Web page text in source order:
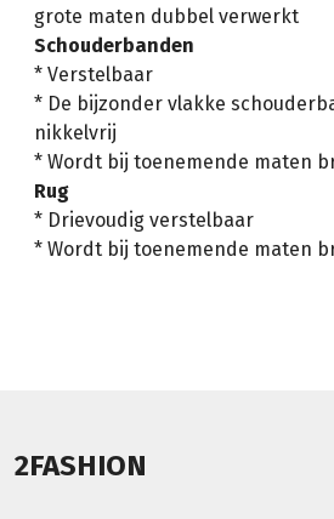
grote maten dubbel verwerkt
Schouderbanden
* Verstelbaar
* De bijzonder vlakke
nikkelvrij
* Wordt bij toenemende maten
Rug
* Drievoudig verstelbaar
* Wordt bij toenemende maten
2FASHION